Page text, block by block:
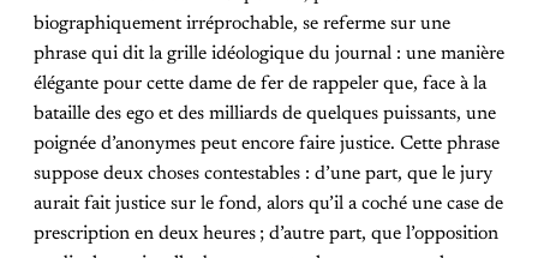
biographiquement irréprochable, se referme sur une
phrase qui dit la grille idéologique du journal : une manière
élégante pour cette dame de fer de rappeler que, face à la
bataille des ego et des milliards de quelques puissants, une
poignée d’anonymes peut encore faire justice. Cette phrase
suppose deux choses contestables : d’une part, que le jury
aurait fait justice sur le fond, alors qu’il a coché une case de
prescription en deux heures ; d’autre part, que l’opposition